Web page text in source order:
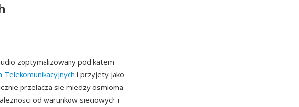
zoptymalizowany pod katem
i przyjety jako
przelacza sie miedzy osmioma
od warunkow sieciowych i